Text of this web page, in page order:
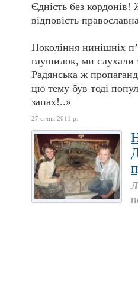
Єдність без
відповість
Покоління нинішніх
глушилок, ми слухали
Радянська ж
цю тему був тоді
запах!..»
27 січня 2011 р.